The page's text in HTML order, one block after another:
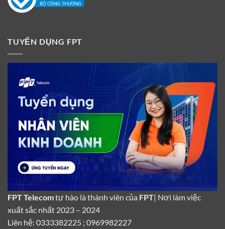
TUYỂN DỤNG FPT
FPT Telecomtự hào là thành viên của FPT| Nơi làm việc
xuất sắc nhất 2023 – 2024
Liên hệ: 0333382225 ; 0969982227